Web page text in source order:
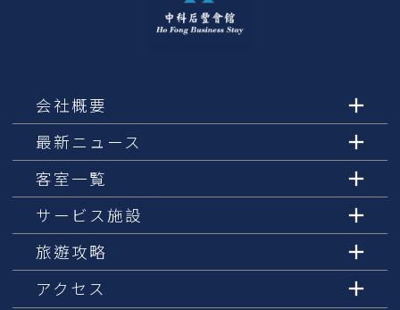
会社概要
最新ニュース
客室一覧
サービス施設
旅遊攻略
アクセス